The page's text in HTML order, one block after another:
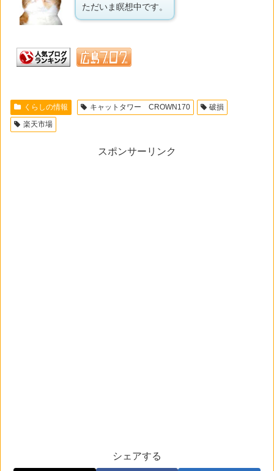
ただいま瞑想中です。
くらしの情報 キャットタワー CROWN170
破損
楽天市場
スポンサーリンク
シェアする